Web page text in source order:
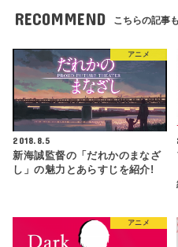
RECOMMEND こちらの記事
アニメ
2018.8.5
新海誠監督の「だれかのまなざ
し」の魅力とあらすじを紹介!
アニメ